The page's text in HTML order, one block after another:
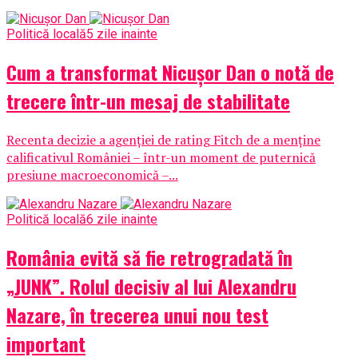
Politică locală5 zile inainte
Cum a transformat Nicușor Dan o notă de
trecere într-un mesaj de stabilitate
Recenta decizie a agenției de rating Fitch de a menține
calificativul României – într-un moment de puternică
presiune macroeconomică –...
Politică locală6 zile inainte
România evită să fie retrogradată în
„JUNK”. Rolul decisiv al lui Alexandru
Nazare, în trecerea unui nou test
important